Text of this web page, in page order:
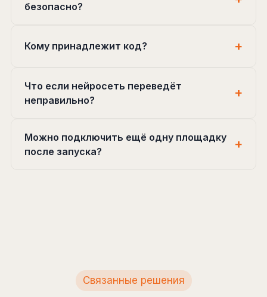
безопасно?
Кому принадлежит код?
Что если нейросеть переведёт
неправильно?
Можно подключить ещё одну площадку
после запуска?
Связанные решения